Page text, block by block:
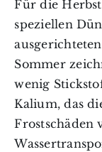
Für die
speziellen
Sommer
wenig
Kalium, das
Frostschäden